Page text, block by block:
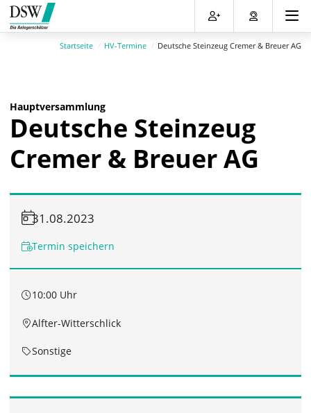
Direkt
zum
Inhalt
(Eingabetaste)
Direkt
zum
Hauptmenu
(Eingabetaste)
Direkt
zur
Suche
(Eingabetaste)
Direkt
zum
Footer
(Eingabetaste)Startseite HV-Termine Deutsche Steinzeug Cremer & Breuer AG
Hauptversammlung
Deutsche Steinzeug
Cremer & Breuer AG
31.08.2023
Termin speichern
10:00 Uhr
Alfter-Witterschlick
Sonstige